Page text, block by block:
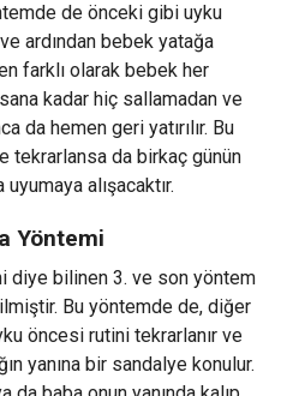
de önceki gibi uyku
ardından bebek yatağa
farklı olarak bebek her
kadar hiç sallamadan ve
da hemen geri yatırılır. Bu
tekrarlansa da birkaç günün
alışacaktır.
Yöntemi
diye bilinen 3. ve son yöntem
Bu yöntemde de, diğer
öncesi rutini tekrarlanır ve
yanına bir sandalye konulur.